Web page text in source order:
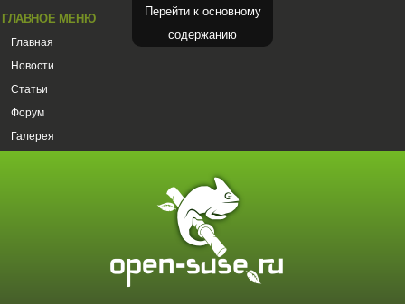
Перейти к основному
содержанию
ГЛАВНОЕ МЕНЮ
Главная
Новости
Статьи
Форум
Галерея